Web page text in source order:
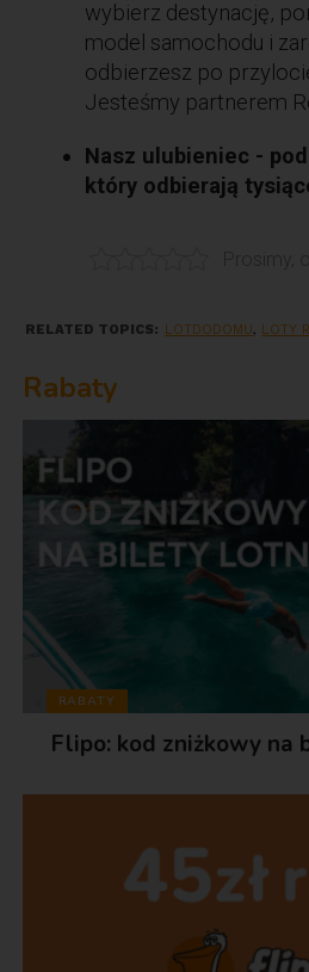
wybierz destynację,
model samochodu i
odbierzesz po
Jesteśmy partnerem
Nasz ulubieniec -
który odbierają
RELATED TOPICS: LOTDODOMU, LOTY
Rabaty
RABATY
Flipo: kod zniżkowy na